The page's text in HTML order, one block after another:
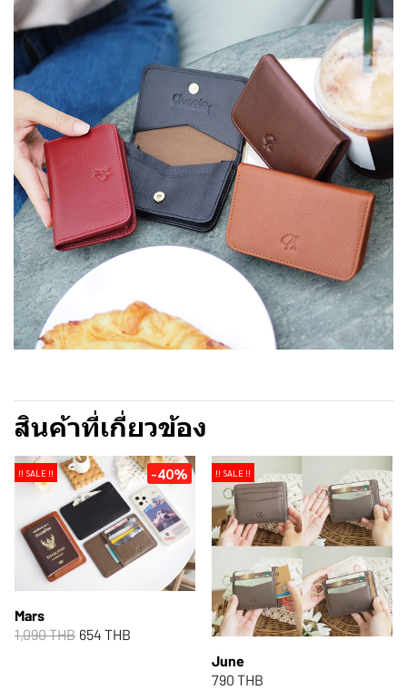
สินค้าที่เกี่ยวข้อง
!! SALE !! -40%
Mars
1,090 THB 654 THB
!! SALE !!
June
790 THB